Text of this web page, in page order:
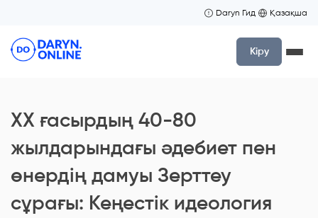
Daryn Гид Қазақша
Кіру
XX ғасырдың 40-80
жылдарындағы әдебиет пен
өнердің дамуы Зерттеу
сұрағы: Кеңестік идеология